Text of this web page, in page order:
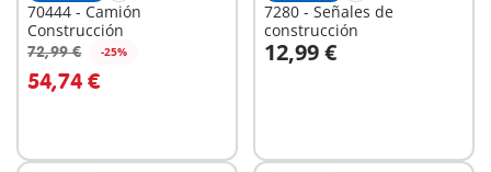
70444 - Camión
Construcción
72,99 € -25%
54,74 €
A la cesta
7280 - Señales de
construcción
12,99 €
A la cesta